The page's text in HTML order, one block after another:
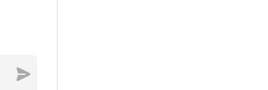
Envoyer